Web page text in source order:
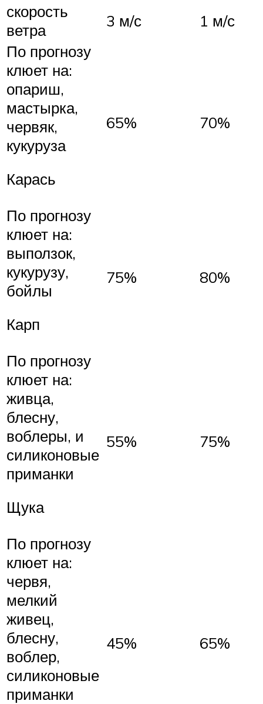
скорость
ветра
3 м/с
1 м/с
По прогнозу
клюет на:
опариш,
мастырка,
червяк,
кукуруза
Карась
65% 70%
По прогнозу
клюет на:
выползок,
кукурузу,
бойлы
Карп
75% 80%
По прогнозу
клюет на:
живца,
блесну,
воблеры, и
силиконовые
приманки
Щука
55% 75%
По прогнозу
клюет на:
червя,
мелкий
живец,
блесну,
воблер,
силиконовые
приманки
45% 65%